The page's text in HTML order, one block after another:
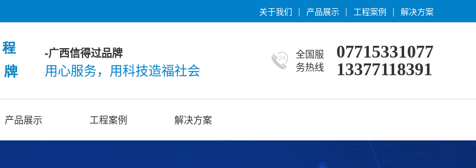
关于我们 | 产品展示 | 工程案例 | 解决方案
-广西信得过品牌
用心服务，用科技造福社会
全国服
务热线
07715331077
13377118391
产品展示 工程案例 解决方案